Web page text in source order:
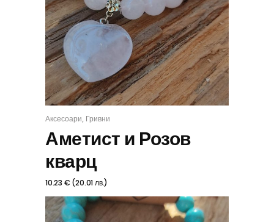
КУПИ
Аксесоари, Гривни
Аметист и Розов
кварц
10.23 € (20.01лв.)